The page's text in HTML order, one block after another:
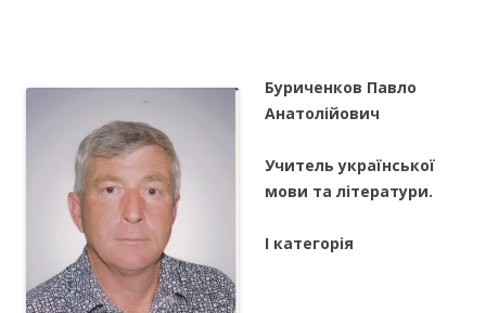
Буриченков Павло
Анатолійович
Учитель української
мови та літератури.
І категорія